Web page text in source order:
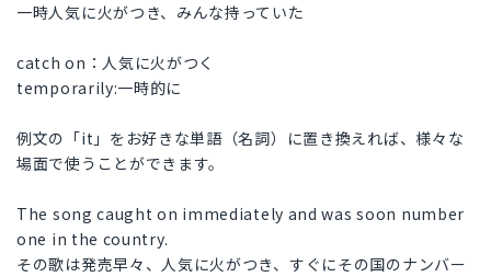
一時人気に火がつき、みんな持っていた
catch on：人気に火がつく
temporarily:一時的に
例文の「it」をお好きな単語（名詞）に置き換えれば、様々な
場面で使うことができます。
The song caught on immediately and was soon number
one in the country.
その歌は発売早々、人気に火がつき、すぐにその国のナンバー